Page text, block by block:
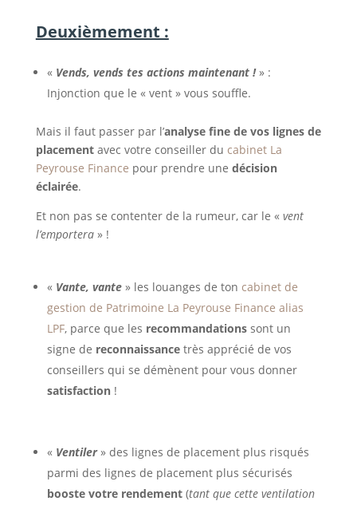
Deuxièmement :
« Vends, vends tes actions maintenant !» :
Injonction que le « vent » vous souffle.
Mais il faut passer par l’analyse fine de vos lignes de
placementavec votre conseiller du cabinet La
Peyrouse Finance pour prendre une décision
éclairée.
Et non pas se contenter de la rumeur, car le « vent
l’emportera» !
« Vante, vante» les louanges de ton cabinet de
gestion de Patrimoine La Peyrouse Finance alias
LPF, parce que les recommandationssont un
signe de reconnaissancetrès apprécié de vos
conseillers qui se démènent pour vous donner
satisfaction!
« Ventiler» des lignes de placement plus risqués
parmi des lignes de placement plus sécurisés
booste votre rendement(tant que cette ventilation